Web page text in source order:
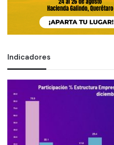
Indicadores